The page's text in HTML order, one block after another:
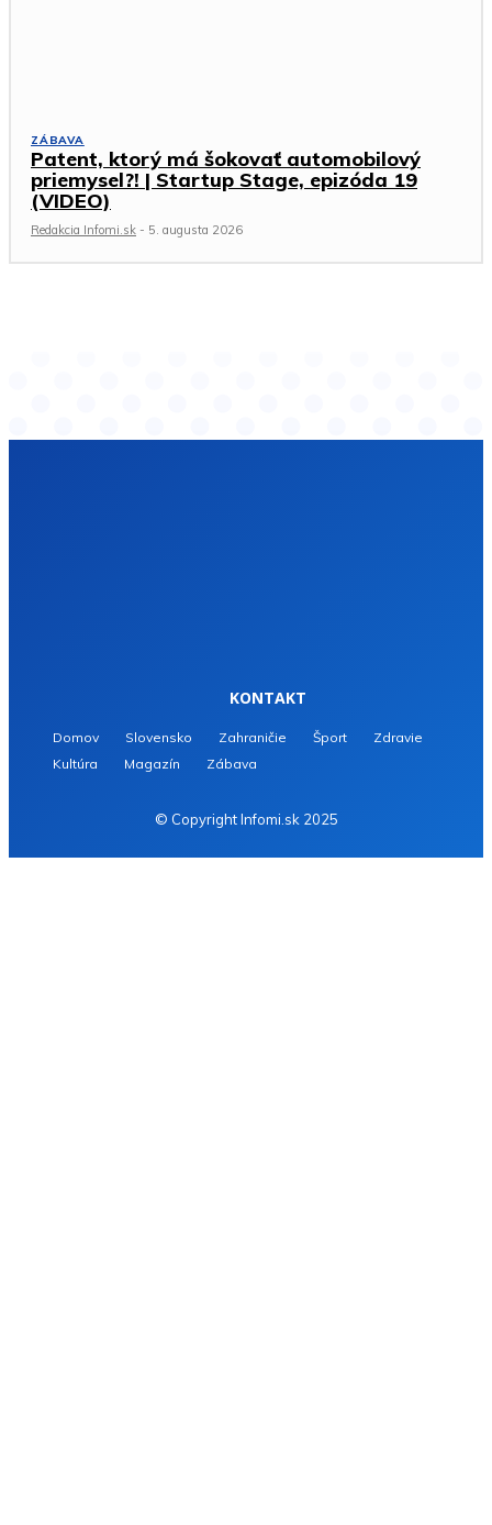
ZÁBAVA
Patent, ktorý má šokovať automobilový
priemysel?! | Startup Stage, epizóda 19
(VIDEO)
Redakcia Infomi.sk - 5. augusta 2026
KONTAKT
Domov Slovensko Zahraničie Šport
Zdravie
Kultúra
Magazín Zábava
© Copyright Infomi.sk 2025